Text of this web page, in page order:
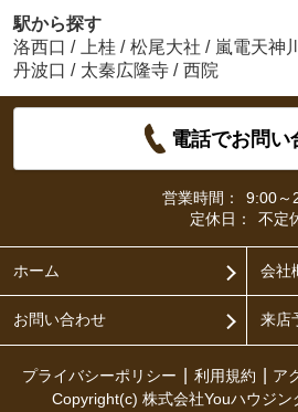
駅から探す
洛西口 / 上桂 / 松尾大社 / 嵐電天神川
丹波口 / 太秦広隆寺 / 西院
電話でお問い
営業時間：
9:00～
定休日：
不定
ホーム 会社
お問い合わせ 来店
プライバシーポリシー 利用規約 ア
Copyright(c) 株式会社Youハウジ